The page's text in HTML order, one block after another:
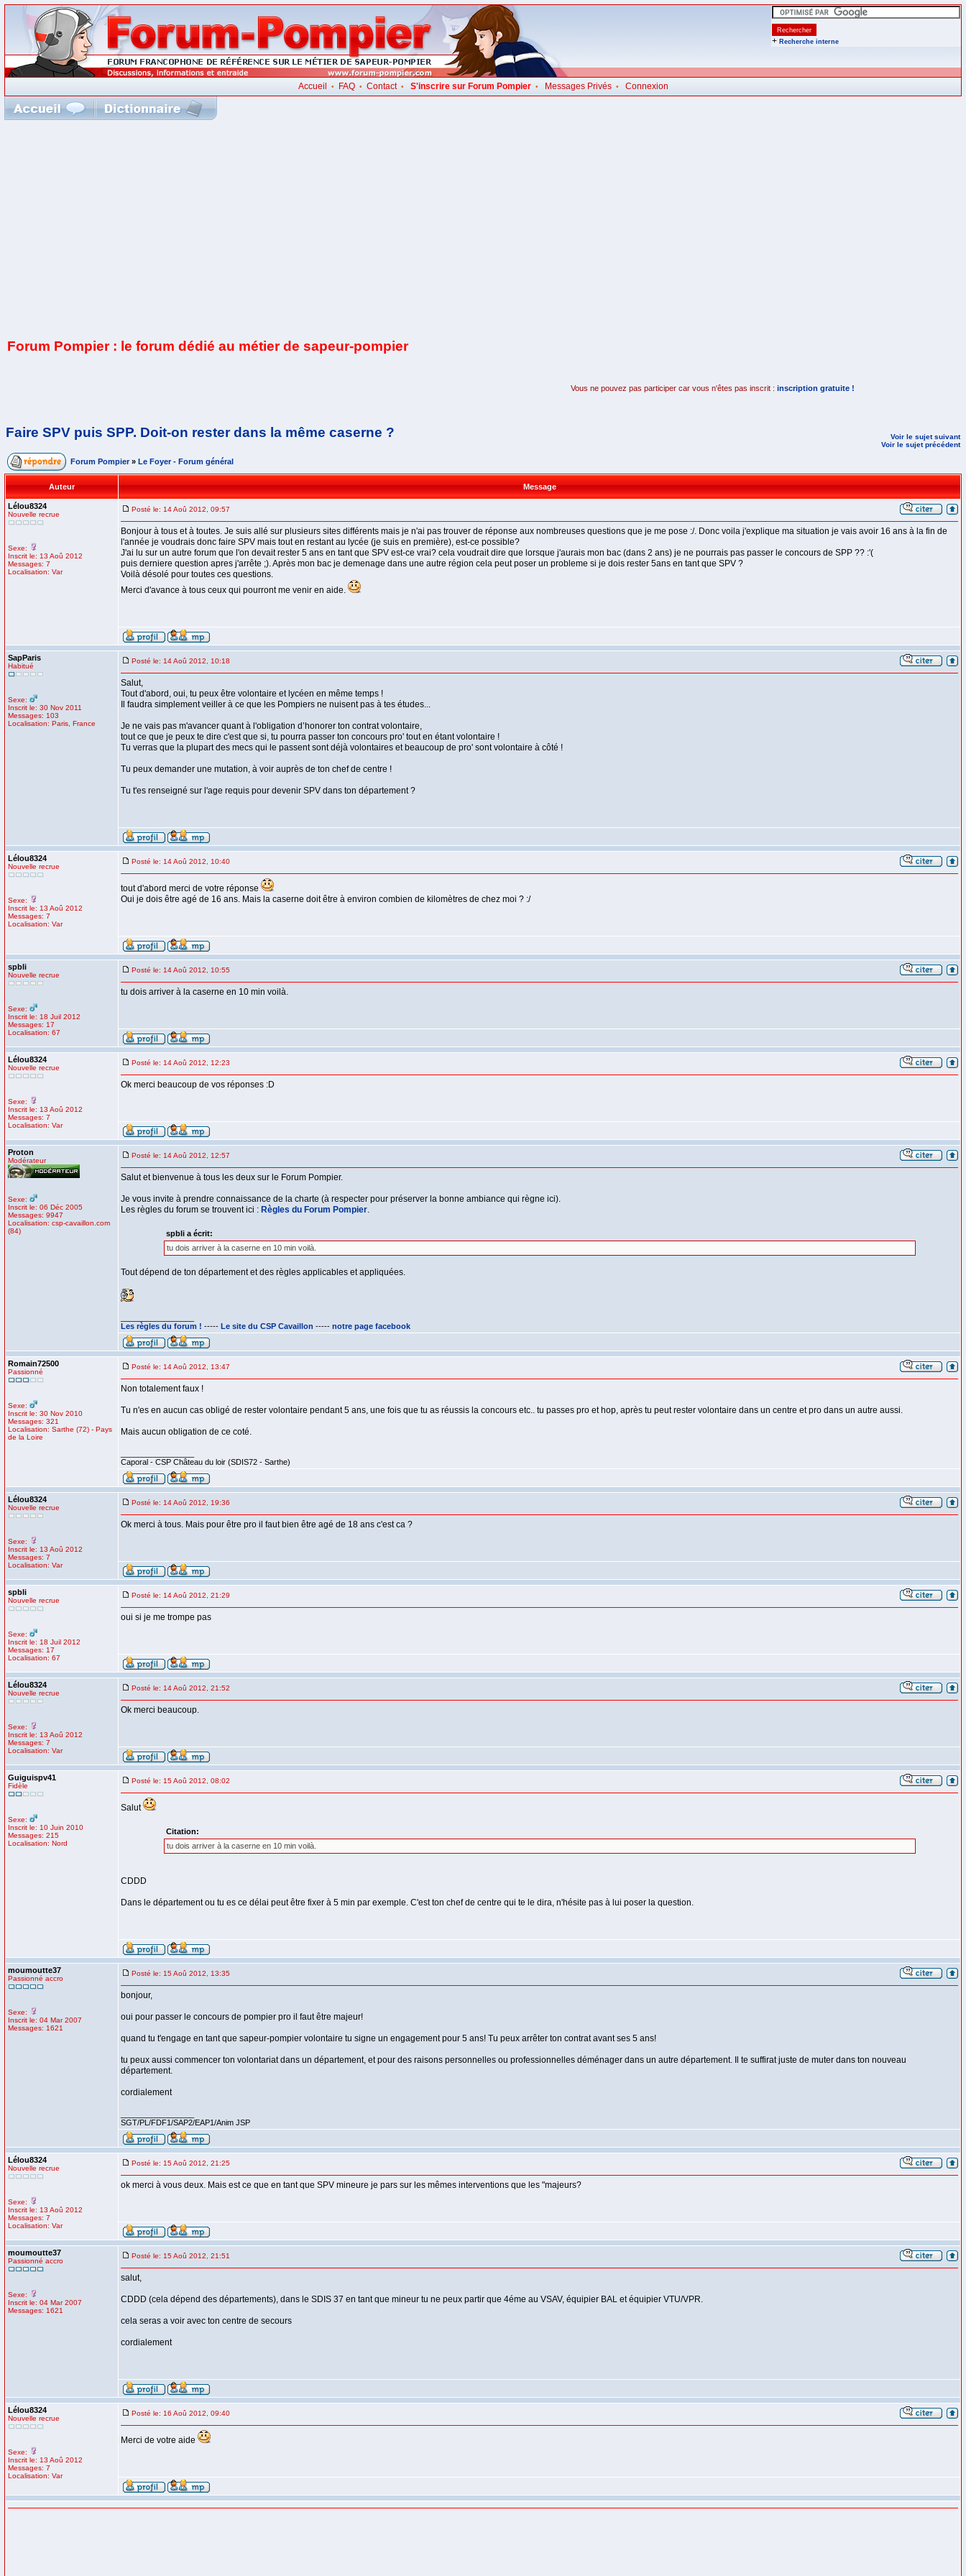
+ Recherche interne
Accueil • FAQ• Contact• S'inscrire sur Forum Pompier• Messages Privés• Connexion
Forum Pompier : le forum dédié au métier de sapeur-pompier
Vous ne pouvez pas participer car vous n'êtes pas inscrit : inscription gratuite !
Faire SPV puis SPP. Doit-on rester dans la même caserne ?
Voir le sujet suivant
Voir le sujet précédent
Forum Pompier » Le Foyer - Forum général
Auteur Message
Lélou8324
Nouvelle recrue
Sexe:
Inscrit le: 13 Aoû 2012
Messages: 7
Localisation: Var
Posté le: 14 Aoû 2012, 09:57
Bonjour à tous et à toutes. Je suis allé sur plusieurs sites différents mais je n'ai pas trouver de réponse aux nombreuses questions que je me pose :/. Donc voila j'explique ma situation je vais avoir 16 ans à la fin de
l'année je voudrais donc faire SPV mais tout en restant au lycée (je suis en première), est-ce possible?
J'ai lu sur un autre forum que l'on devait rester 5 ans en tant que SPV est-ce vrai? cela voudrait dire que lorsque j'aurais mon bac (dans 2 ans) je ne pourrais pas passer le concours de SPP ?? :'(
puis derniere question apres j'arrête ;). Après mon bac je demenage dans une autre région cela peut poser un probleme si je dois rester 5ans en tant que SPV ?
Voilà désolé pour toutes ces questions.
Merci d'avance à tous ceux qui pourront me venir en aide.
SapParis
Habitué
Sexe:
Inscrit le: 30 Nov 2011
Messages: 103
Localisation: Paris, France
Posté le: 14 Aoû 2012, 10:18
Salut,
Tout d'abord, oui, tu peux être volontaire et lycéen en même temps !
Il faudra simplement veiller à ce que les Pompiers ne nuisent pas à tes études...
Je ne vais pas m'avancer quant à l'obligation d’honorer ton contrat volontaire,
tout ce que je peux te dire c'est que si, tu pourra passer ton concours pro' tout en étant volontaire !
Tu verras que la plupart des mecs qui le passent sont déjà volontaires et beaucoup de pro' sont volontaire à côté !
Tu peux demander une mutation, à voir auprès de ton chef de centre !
Tu t'es renseigné sur l'age requis pour devenir SPV dans ton département ?
Lélou8324
Nouvelle recrue
Sexe:
Inscrit le: 13 Aoû 2012
Messages: 7
Localisation: Var
Posté le: 14 Aoû 2012, 10:40
tout d'abord merci de votre réponse
Oui je dois être agé de 16 ans. Mais la caserne doit être à environ combien de kilomètres de chez moi ? :/
spbli
Nouvelle recrue
Sexe:
Inscrit le: 18 Juil 2012
Messages: 17
Localisation: 67
Posté le: 14 Aoû 2012, 10:55
tu dois arriver à la caserne en 10 min voilà.
Lélou8324
Nouvelle recrue
Sexe:
Inscrit le: 13 Aoû 2012
Messages: 7
Localisation: Var
Posté le: 14 Aoû 2012, 12:23
Ok merci beaucoup de vos réponses :D
Proton
Modérateur
Sexe:
Inscrit le: 06 Déc 2005
Messages: 9947
Localisation: csp-cavaillon.com
(84)
Posté le: 14 Aoû 2012, 12:57
Salut et bienvenue à tous les deux sur le Forum Pompier.
Je vous invite à prendre connaissance de la charte (à respecter pour préserver la bonne ambiance qui règne ici).
Les règles du forum se trouvent ici : Règles du Forum Pompier.
spbli a écrit:
tu dois arriver à la caserne en 10 min voilà.
Tout dépend de ton département et des règles applicables et appliquées.
Les règles du forum ! ----- Le site du CSP Cavaillon ----- notre page facebook
Romain72500
Passionné
Sexe:
Inscrit le: 30 Nov 2010
Messages: 321
Localisation: Sarthe (72) - Pays
de la Loire
Posté le: 14 Aoû 2012, 13:47
Non totalement faux !
Tu n'es en aucun cas obligé de rester volontaire pendant 5 ans, une fois que tu as réussis la concours etc.. tu passes pro et hop, après tu peut rester volontaire dans un centre et pro dans un autre aussi.
Mais aucun obligation de ce coté.
Caporal - CSP Château du loir (SDIS72 - Sarthe)
Lélou8324
Nouvelle recrue
Sexe:
Inscrit le: 13 Aoû 2012
Messages: 7
Localisation: Var
Posté le: 14 Aoû 2012, 19:36
Ok merci à tous. Mais pour être pro il faut bien être agé de 18 ans c'est ca ?
spbli
Nouvelle recrue
Sexe:
Inscrit le: 18 Juil 2012
Messages: 17
Localisation: 67
Posté le: 14 Aoû 2012, 21:29
oui si je me trompe pas
Lélou8324
Nouvelle recrue
Sexe:
Inscrit le: 13 Aoû 2012
Messages: 7
Localisation: Var
Posté le: 14 Aoû 2012, 21:52
Ok merci beaucoup.
Guiguispv41
Fidèle
Sexe:
Inscrit le: 10 Juin 2010
Messages: 215
Localisation: Nord
Posté le: 15 Aoû 2012, 08:02
Salut
Citation:
tu dois arriver à la caserne en 10 min voilà.
CDDD
Dans le département ou tu es ce délai peut être fixer à 5 min par exemple. C'est ton chef de centre qui te le dira, n'hésite pas à lui poser la question.
moumoutte37
Passionné accro
Sexe:
Inscrit le: 04 Mar 2007
Messages: 1621
Posté le: 15 Aoû 2012, 13:35
bonjour,
oui pour passer le concours de pompier pro il faut être majeur!
quand tu t'engage en tant que sapeur-pompier volontaire tu signe un engagement pour 5 ans! Tu peux arrêter ton contrat avant ses 5 ans!
tu peux aussi commencer ton volontariat dans un département, et pour des raisons personnelles ou professionnelles déménager dans un autre département. Il te suffirat juste de muter dans ton nouveau
département.
cordialement
SGT/PL/FDF1/SAP2/EAP1/Anim JSP
Lélou8324
Nouvelle recrue
Sexe:
Inscrit le: 13 Aoû 2012
Messages: 7
Localisation: Var
Posté le: 15 Aoû 2012, 21:25
ok merci à vous deux. Mais est ce que en tant que SPV mineure je pars sur les mêmes interventions que les "majeurs?
moumoutte37
Passionné accro
Sexe:
Inscrit le: 04 Mar 2007
Messages: 1621
Posté le: 15 Aoû 2012, 21:51
salut,
CDDD (cela dépend des départements), dans le SDIS 37 en tant que mineur tu ne peux partir que 4éme au VSAV, équipier BAL et équipier VTU/VPR.
cela seras a voir avec ton centre de secours
cordialement
Lélou8324
Nouvelle recrue
Sexe:
Inscrit le: 13 Aoû 2012
Messages: 7
Localisation: Var
Posté le: 16 Aoû 2012, 09:40
Merci de votre aide